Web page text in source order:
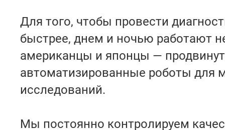
Для того, чтобы провести
быстрее, днем и ночью работают
американцы и японцы —
автоматизированные роботы для
исследований.
Мы постоянно контролируем